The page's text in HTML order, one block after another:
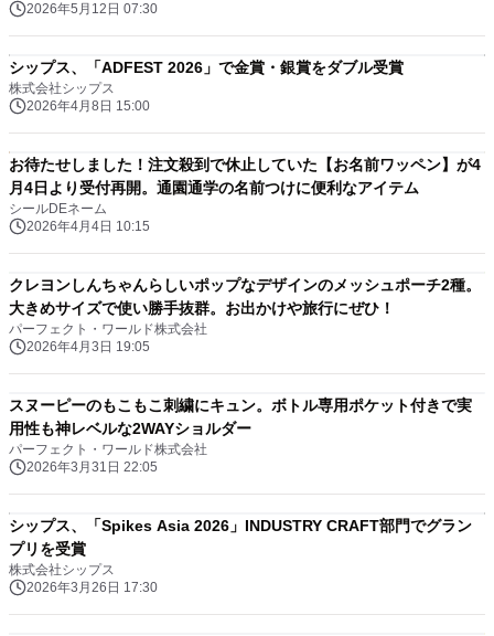
2026年5月12日 07:30
シップス、「ADFEST 2026」で金賞・銀賞をダブル受賞
株式会社シップス
2026年4月8日 15:00
お待たせしました！注文殺到で休止していた【お名前ワッペン】が4
月4日より受付再開。通園通学の名前つけに便利なアイテム
シールDEネーム
2026年4月4日 10:15
クレヨンしんちゃんらしいポップなデザインのメッシュポーチ2種。
大きめサイズで使い勝手抜群。お出かけや旅行にぜひ！
パーフェクト・ワールド株式会社
2026年4月3日 19:05
スヌーピーのもこもこ刺繍にキュン。ボトル専用ポケット付きで実
用性も神レベルな2WAYショルダー
パーフェクト・ワールド株式会社
2026年3月31日 22:05
シップス、「Spikes Asia 2026」INDUSTRY CRAFT部門でグラン
プリを受賞
株式会社シップス
2026年3月26日 17:30